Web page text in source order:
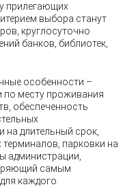
прилегающих
выбора станут
круглосуточно
банков, библиотек,
особенности –
по месту проживания
обеспеченность
на длительный срок,
парковки на
администрации,
самым
каждого.